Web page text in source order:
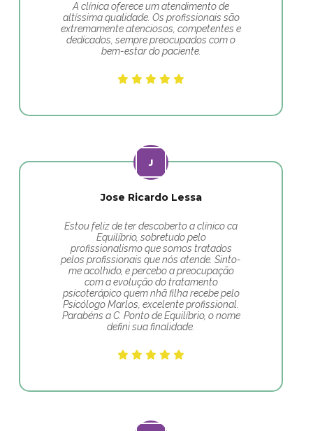
A clínica oferece um atendimento de
altíssima qualidade. Os profissionais são
extremamente atenciosos, competentes e
dedicados, sempre preocupados com o
bem-estar do paciente.
Jose Ricardo Lessa
Estou feliz de ter descoberto a clínico ca
Equilíbrio, sobretudo pelo
profissionalismo que somos tratados
pelos profissionais que nós atende. Sinto-
me acolhido, e percebo a preocupação
com a evolução do tratamento
psicoterápico quem nhã filha recebe pelo
Psicólogo Marlos, excelente profissional.
Parabéns a C. Ponto de Equilíbrio, o nome
defini sua finalidade.